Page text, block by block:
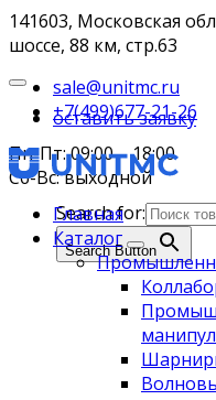
141603, Московская
шоссе, 88 км, стр.63
sale@unitmc.ru
+7(499)677-21-26
Пн-Пт: 09:00 – 18:00
Сб-Вс: выходной
Search for:
Search Button
оставить заявку
Главная
Каталог